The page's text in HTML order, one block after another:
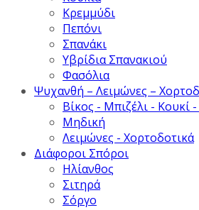
Κρεμμύδι
Πεπόνι
Σπανάκι
Υβρίδια Σπανακιού
Φασόλια
Ψυχανθή – Λειμώνες –
Βίκος - Μπιζέλι - Κουκί
Μηδική
Λειμώνες - Χορτοδοτικά
Διάφοροι Σπόροι
Ηλίανθος
Σιτηρά
Σόργο